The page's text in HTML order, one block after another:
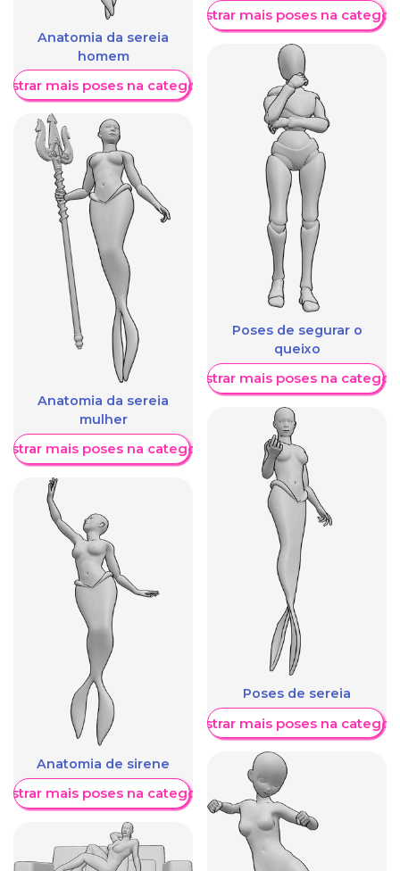
Anatomia da sereia
homem
mais poses na categoria
Anatomia da sereia
mulher
mais poses na categoria
Anatomia de sirene
mais poses na categoria
Mostrar mais poses na
Poses de segurar o
queixo
Mostrar mais poses na
Poses de sereia
Mostrar mais poses na